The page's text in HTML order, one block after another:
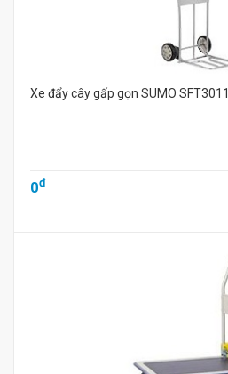
Xe đẩy cây gấp gọn SUMO SFT3011
0đ